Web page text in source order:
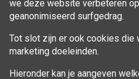
we deze website verbeteren
geanonimiseerd surfgedrag.
Tot slot zijn er ook cookies die
marketing doeleinden.
Hieronder kan je aangeven